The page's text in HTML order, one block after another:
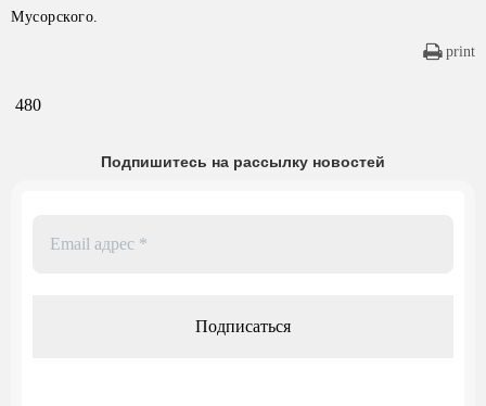
Мусорского.
print
480
Подпишитесь на рассылку новостей